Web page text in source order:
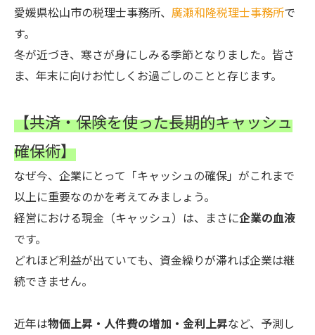
愛媛県松山市の税理士事務所、 廣瀬和隆税理士事務所で
す。
冬が近づき、寒さが身にしみる季節となりました。皆さ
ま、年末に向けお忙しくお過ごしのことと存じます。
【共済・保険を使った長期的キャッシュ
確保術】
なぜ今、企業にとって「キャッシュの確保」がこれまで
以上に重要なのかを考えてみましょう。
経営における現金（キャッシュ）は、まさに企業の血液
です。
どれほど利益が出ていても、資金繰りが滞れば企業は継
続できません。
近年は物価上昇・人件費の増加・金利上昇など、予測し